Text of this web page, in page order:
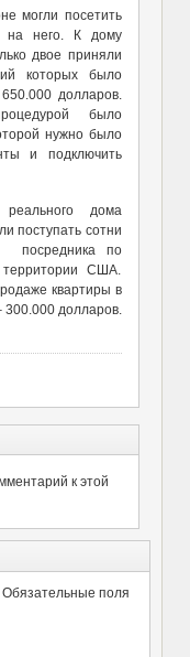
могли посетить
на него. К дому
двое приняли
которых было
долларов.
было
нужно было
и подключить
дома
поступать сотни
посредника по
США.
квартиры в
долларов.
к этой
Обязательные поля